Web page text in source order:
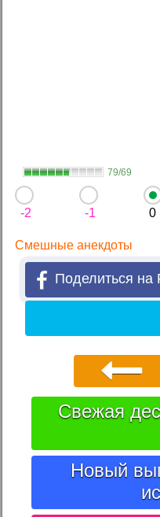
79/69
-2 -1 0
Смешные анекдоты
Поделиться на
Свежая
Новый